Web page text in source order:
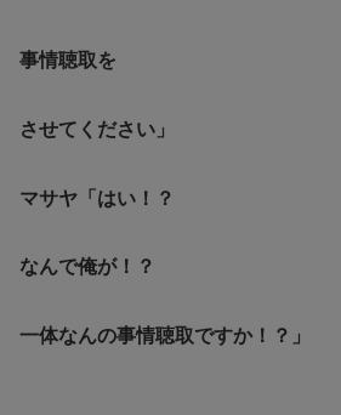
事情聴取を
させてください」
マサヤ「はい！？
なんで俺が！？
一体なんの事情聴取ですか！？」